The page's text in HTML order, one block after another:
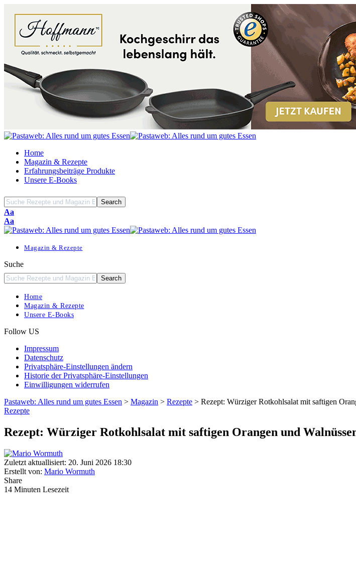
Home
Magazin & Rezepte
Erfahrungsbeiträge Produkte
Unsere E-Books
Font
Resizer
Aa
Font
Resizer
Aa
Magazin & Rezepte
Suche
Home
Magazin & Rezepte
Unsere E-Books
Follow US
Impressum
Datenschutz
Privatsphäre-Einstellungen ändern
Historie der Privatsphäre-Einstellungen
Einwilligungen widerrufen
Pastaweb: Alles rund um gutes Essen > Magazin > Rezepte > Rezept: Würziger Rotkohlsalat mit saftigen
Rezepte
Rezept: Würziger Rotkohlsalat mit saftigen Orangen und
Zuletzt aktuallisiert: 20. Juni 2026 18:30
Erstellt von: Mario Wormuth
Share
14 Minuten Lesezeit